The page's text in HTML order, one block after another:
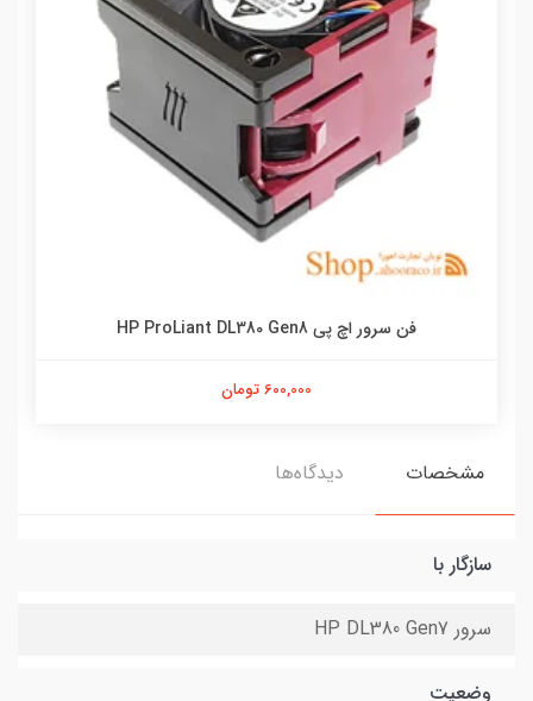
فن سرور اچ پی HP ProLiant DL380 Gen8
600,000 تومان
مشخصات دیدگاه‌ها
سازگار با
سرور HP DL380 Gen7
وضعیت